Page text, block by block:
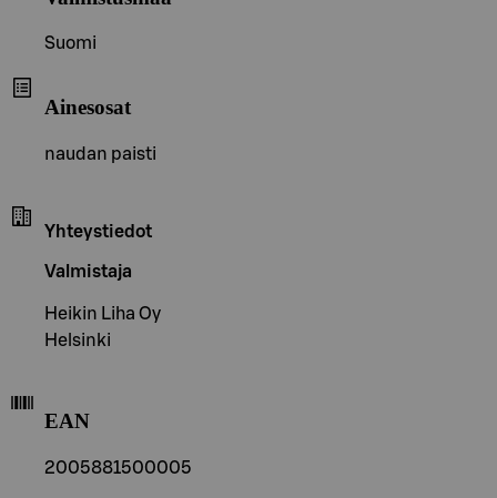
Suomi
Ainesosat
naudan paisti
Yhteystiedot
Valmistaja
Heikin Liha Oy
Helsinki
EAN
2005881500005